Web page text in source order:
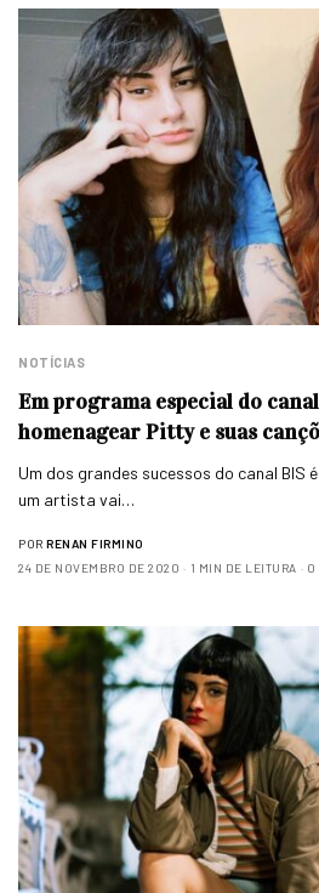
NOTÍCIAS
Em programa especial do
homenagear Pitty e suas
Um dos grandes sucessos do canal BIS
um artista vai…
POR RENAN FIRMINO
24 DE NOVEMBRO DE 2020
1 MIN DE LEITURA 0